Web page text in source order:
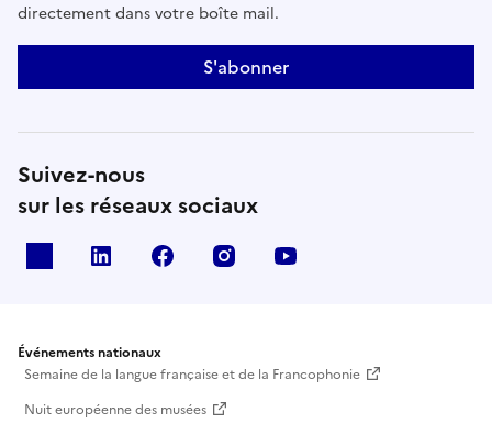
directement dans votre boîte mail.
S'abonner
Suivez-nous
sur les réseaux sociaux
Linkedin Facebook Instagram
Événements nationaux
Semaine de la langue française et de la Francophonie
Nuit européenne des musées